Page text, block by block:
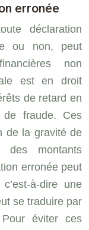
erronée
déclaration
ou non, peut
non
est en droit
de retard en
de fraude. Ces
de la gravité de
des montants
erronée peut
à-dire une
se traduire par
éviter ces